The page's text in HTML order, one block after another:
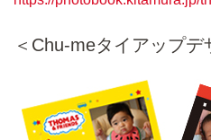
＜Chu-meタイアップデ